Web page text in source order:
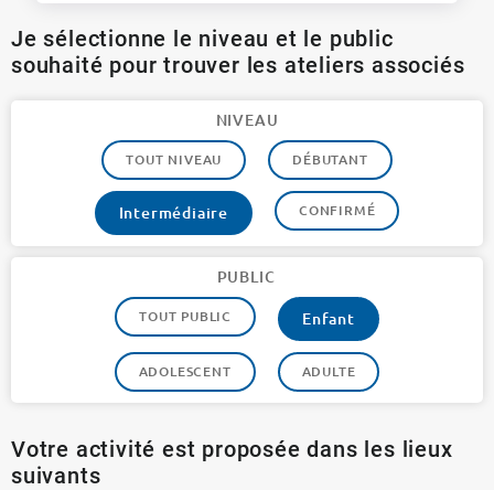
Je sélectionne le niveau et le public
souhaité pour trouver les ateliers associés
NIVEAU
TOUT NIVEAU DÉBUTANT
Intermédiaire CONFIRMÉ
PUBLIC
TOUT PUBLIC Enfant
ADOLESCENT ADULTE
Votre activité est proposée dans les lieux
suivants